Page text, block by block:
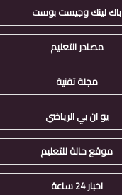
باك لينك وجيست بوست
مصادر التعليم
مجلة تقنية
يو ان بي الرياضي
موقع حالة للتعليم
اخبار 24 ساعة